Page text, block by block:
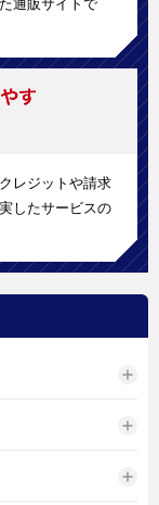
通販サイトで
レジットや請求
したサービスの